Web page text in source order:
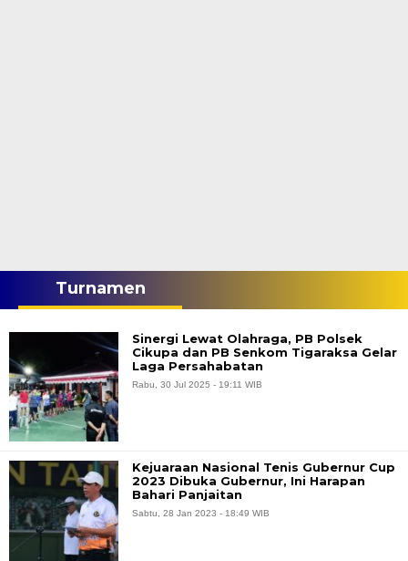
Turnamen
Sinergi Lewat Olahraga, PB Polsek
Cikupa dan PB Senkom Tigaraksa Gelar
Laga Persahabatan
Rabu, 30 Jul 2025 - 19:11 WIB
Kejuaraan Nasional Tenis Gubernur Cup
2023 Dibuka Gubernur, Ini Harapan
Bahari Panjaitan
Sabtu, 28 Jan 2023 - 18:49 WIB